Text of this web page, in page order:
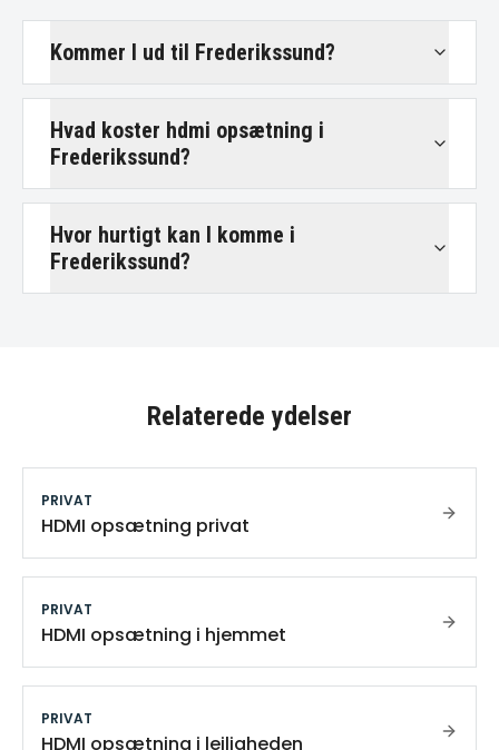
Kommer I ud til Frederikssund?
Hvad koster hdmi opsætning i
Frederikssund?
Hvor hurtigt kan I komme i
Frederikssund?
Relaterede ydelser
PRIVAT
HDMI opsætning privat
PRIVAT
HDMI opsætning i hjemmet
PRIVAT
HDMI opsætning i lejligheden